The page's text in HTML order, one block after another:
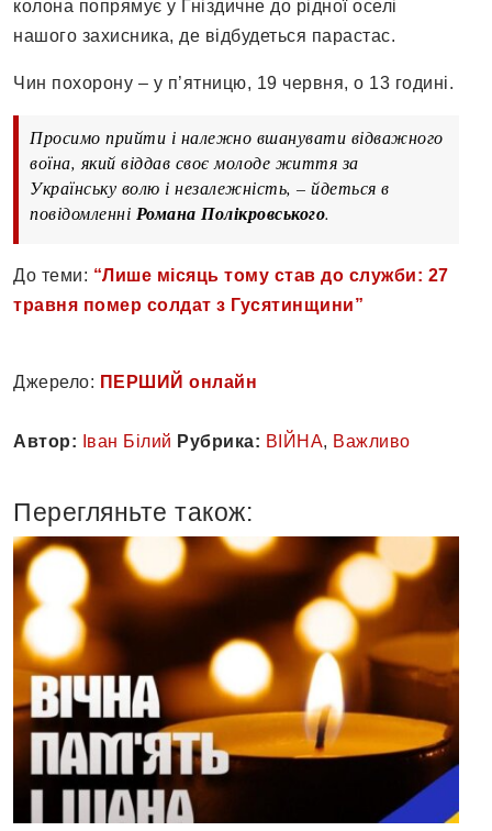
колона попрямує у Гніздичне до рідної оселі
нашого захисника, де відбудеться парастас.
Чин похорону – у п’ятницю, 19 червня, о 13 годині.
Просимо прийти і належно вшанувати відважного
воїна, який віддав своє молоде життя за
Українську волю і незалежність, – йдеться в
повідомленні Романа Полікровського.
До теми: “Лише місяць тому став до служби: 27
травня помер солдат з Гусятинщини”
Джерело: ПЕРШИЙ онлайн
Автор: Іван Білий Рубрика: ВІЙНА, Важливо
Перегляньте також: